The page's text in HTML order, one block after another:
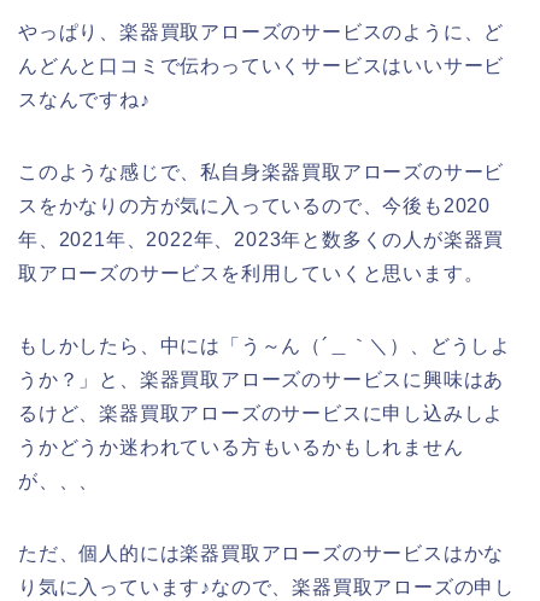
やっぱり、楽器買取アローズのサービスのように、ど
んどんと口コミで伝わっていくサービスはいいサービ
スなんですね♪
このような感じで、私自身楽器買取アローズのサービ
スをかなりの方が気に入っているので、今後も2020
年、2021年、2022年、2023年と数多くの人が楽器買
取アローズのサービスを利用していくと思います。
もしかしたら、中には「う～ん（´＿｀＼）、どうしよ
うか？」と、楽器買取アローズのサービスに興味はあ
るけど、楽器買取アローズのサービスに申し込みしよ
うかどうか迷われている方もいるかもしれません
が、、、
ただ、個人的には楽器買取アローズのサービスはかな
り気に入っています♪なので、楽器買取アローズの申し